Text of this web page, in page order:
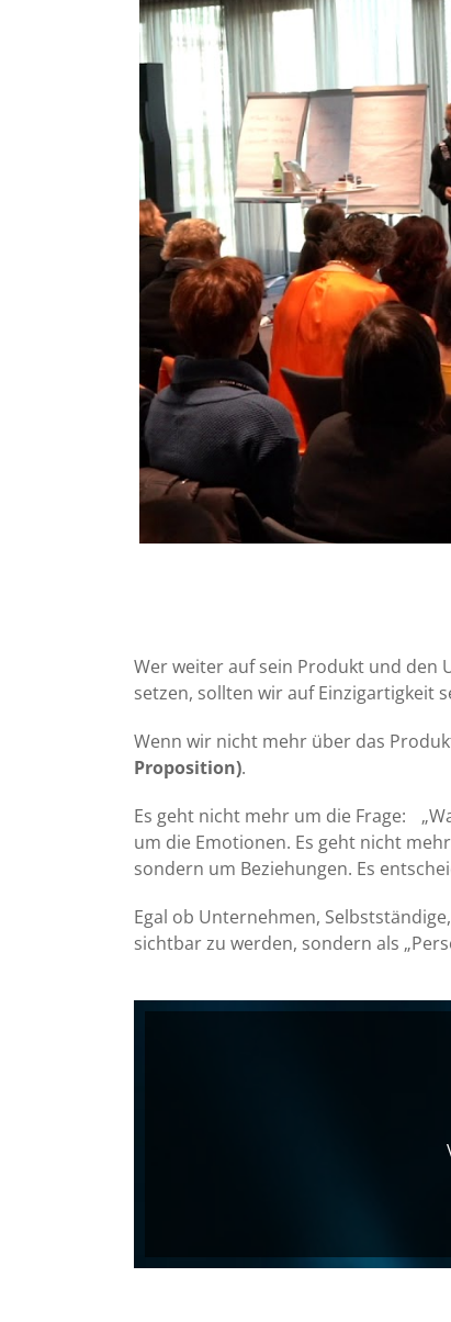
Wer weiter auf sein Produkt und den
setzen, sollten wir auf Einzigartigkeit
Wenn wir nicht mehr über das
Proposition).
Es geht nicht mehr um die Frage:
um die Emotionen. Es geht nicht
sondern um Beziehungen. Es
Egal ob Unternehmen,
sichtbar zu werden, sondern als